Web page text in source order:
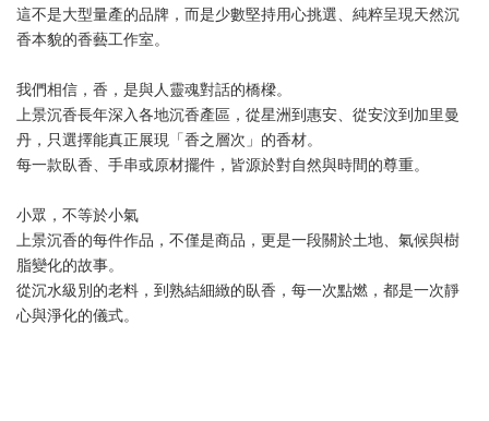
這不是大型量產的品牌，而是少數堅持用心挑選、純粹呈現天然沉
香本貌的香藝工作室。
我們相信，香，是與人靈魂對話的橋樑。
上景沉香長年深入各地沉香產區，從星洲到惠安、從安汶到加里曼
丹，只選擇能真正展現「香之層次」的香材。
每一款臥香、手串或原材擺件，皆源於對自然與時間的尊重。
小眾，不等於小氣
上景沉香的每件作品，不僅是商品，更是一段關於土地、氣候與樹
脂變化的故事。
從沉水級別的老料，到熟結細緻的臥香，每一次點燃，都是一次靜
心與淨化的儀式。